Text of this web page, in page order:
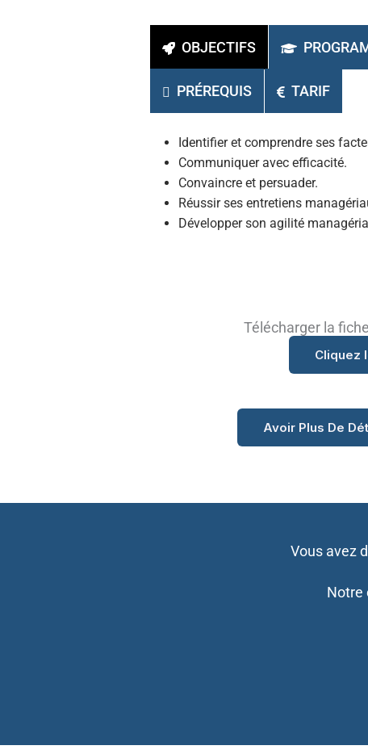
OBJECTIFS
PRÉREQUIS TARIF
Identifier et comprendre ses
Communiquer avec efficacité.
Convaincre et persuader.
Réussir ses entretiens
Développer son agilité
Télécharger la
Cliquez
Avoir Plus De
Vous avez
Notre